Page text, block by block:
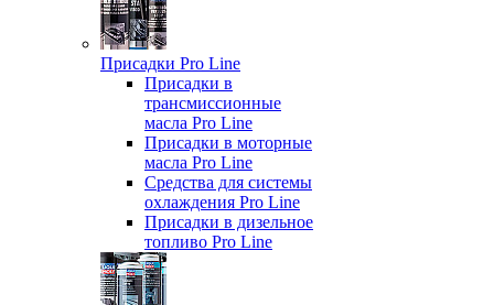
Присадки Pro Line
Присадки в
трансмиссионные
масла Pro Line
Присадки в моторные
масла Pro Line
Средства для системы
охлаждения Pro Line
Присадки в дизельное
топливо Pro Line